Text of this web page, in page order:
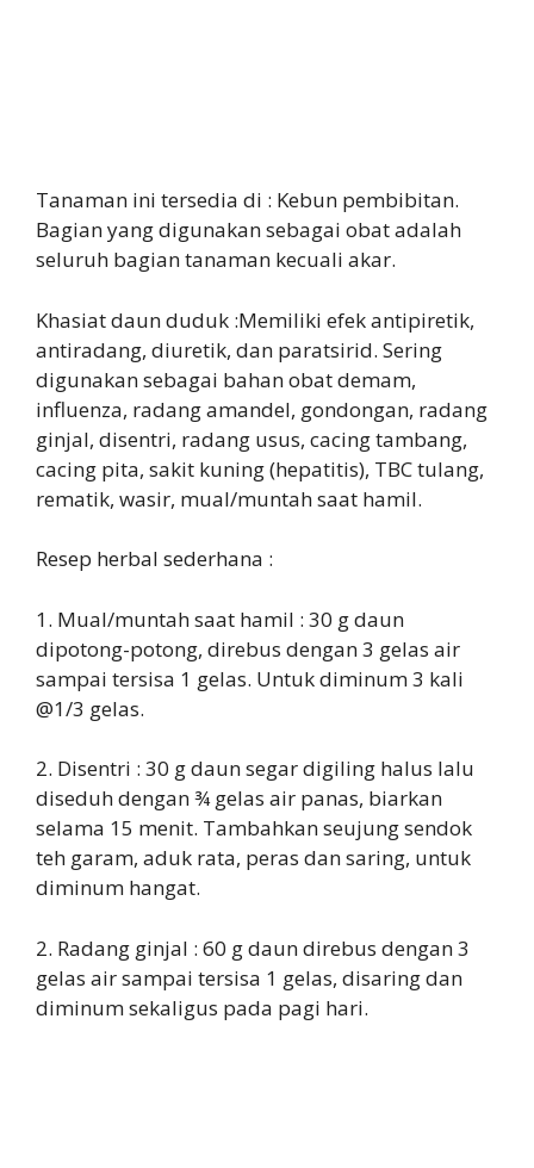
Tanaman ini tersedia di : Kebun pembibitan.
Bagian yang digunakan sebagai obat adalah
seluruh bagian tanaman kecuali akar.
Khasiat daun duduk :Memiliki efek antipiretik,
antiradang, diuretik, dan paratsirid. Sering
digunakan sebagai bahan obat demam,
influenza, radang amandel, gondongan, radang
ginjal, disentri, radang usus, cacing tambang,
cacing pita, sakit kuning (hepatitis), TBC tulang,
rematik, wasir, mual/muntah saat hamil.
Resep herbal sederhana :
1. Mual/muntah saat hamil : 30 g daun
dipotong-potong, direbus dengan 3 gelas air
sampai tersisa 1 gelas. Untuk diminum 3 kali
@1/3 gelas.
2. Disentri : 30 g daun segar digiling halus lalu
diseduh dengan ¾ gelas air panas, biarkan
selama 15 menit. Tambahkan seujung sendok
teh garam, aduk rata, peras dan saring, untuk
diminum hangat.
2. Radang ginjal : 60 g daun direbus dengan 3
gelas air sampai tersisa 1 gelas, disaring dan
diminum sekaligus pada pagi hari.